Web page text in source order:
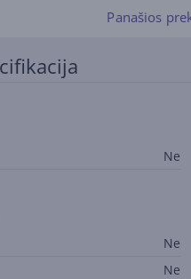
Panašios
Ne
Ne
Ne